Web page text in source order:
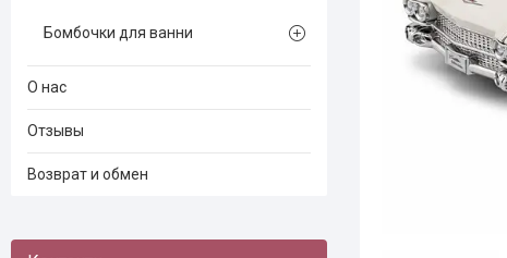
Бомбочки для ванни
О нас
Отзывы
Возврат и обмен